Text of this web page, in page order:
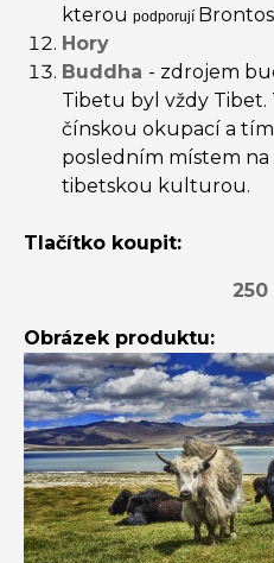
kterou podporují
Hory
Buddha - zdrojem
Tibetu byl vždy Tibet.
čínskou okupací a
posledním místem
tibetskou kulturou.
Tlačítko koupit:
250
Obrázek produktu: